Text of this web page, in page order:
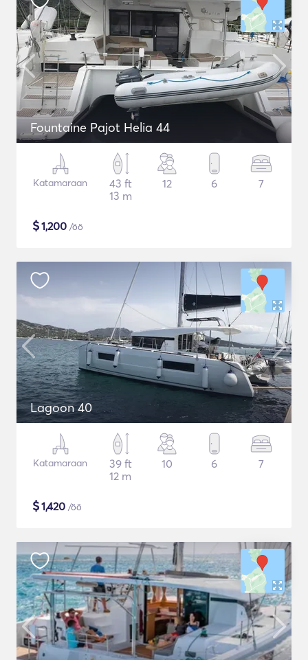
Fountaine Pajot Helia 44
Katamaraan
43 ft
13 m
12 6 7
$1,200 /öö
Lagoon 40
Katamaraan
39 ft
12 m
10 6 7
$1,420 /öö